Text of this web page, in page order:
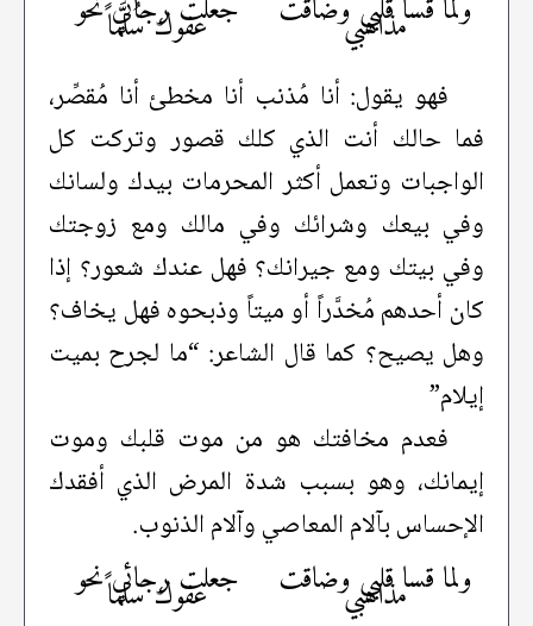
ولما قسا قلبي وضاقت
مذاهبي جعلت رجائي نحو
عفوك سُلَّماً
فهو يقول: أنا مُذنب أنا مخطئ أنا مُقصِّر،
فما حالك أنت الذي كلك قصور وتركت كل
الواجبات وتعمل أكثر المحرمات بيدك ولسانك
وفي بيعك وشرائك وفي مالك ومع زوجتك
وفي بيتك ومع جيرانك؟ فهل عندك شعور؟ إذا
كان أحدهم مُخدَّراً أو ميتاً وذبحوه فهل يخاف؟
وهل يصيح؟ كما قال الشاعر: “ما لجرح بميت
إيلام”
فعدم مخافتك هو من موت قلبك وموت
إيمانك، وهو بسبب شدة المرض الذي أفقدك
الإحساس بآلام المعاصي وآلام الذنوب.
ولما قسا قلبي وضاقت
مذاهبي جعلت رجائي نحو
عفوك سلماً